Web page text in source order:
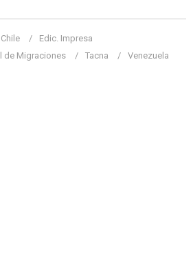
Chile
Edic. Impresa
de Migraciones
Tacna Venezuela